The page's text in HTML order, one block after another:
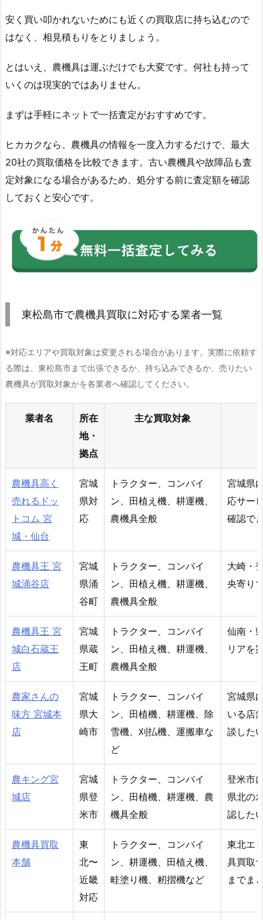
安く買い叩かれないためにも近くの買取店に持ち込むので
はなく、相見積もりをとりましょう。
とはいえ、農機具は運ぶだけでも大変です。何社も持って
いくのは現実的ではありません。
まずは手軽にネットで一括査定がおすすめです。
ヒカカクなら、農機具の情報を一度入力するだけで、最大
20社の買取価格を比較できます。古い農機具や故障品も査
定対象になる場合があるため、処分する前に査定額を確認
しておくと安心です。
東松島市で農機具買取に対応する業者一覧
※対応エリアや買取対象は変更される場合があります。実際に依頼す
る際は、東松島市まで出張できるか、持ち込みできるか、売りたい
農機具が買取対象かを各業者へ確認してください。
業者名
所在
地・
拠点
主な買取対象
農機具高く
売れるドッ
トコム 宮
城・仙台
宮城
県対
応
トラクター、コンバイ
ン、田植え機、耕運機、
農機具全般
宮城県
応サー
確認で
農機具王 宮
城涌谷店
宮城
県涌
谷町
トラクター、コンバイ
ン、田植え機、耕運機、
農機具全般
大崎・
央寄り
農機具王 宮
城白石蔵王
店
宮城
県蔵
王町
トラクター、コンバイ
ン、田植え機、耕運機、
農機具全般
仙南・
リアを
農家さんの
味方 宮城本
店
宮城
県大
崎市
トラクター、コンバイ
ン、田植機、耕運機、除
雪機、刈払機、運搬車な
ど
宮城県
いる店
談した
農キング宮
城店
宮城
県登
米市
トラクター、コンバイ
ン、田植機、耕運機、農
機具全般
登米市
県北の
認した
農機具買取
本舗
東
北〜
近畿
対応
トラクター、コンバイ
ン、耕運機、田植え機、
畦塗り機、籾摺機など
東北エ
具買取
までま